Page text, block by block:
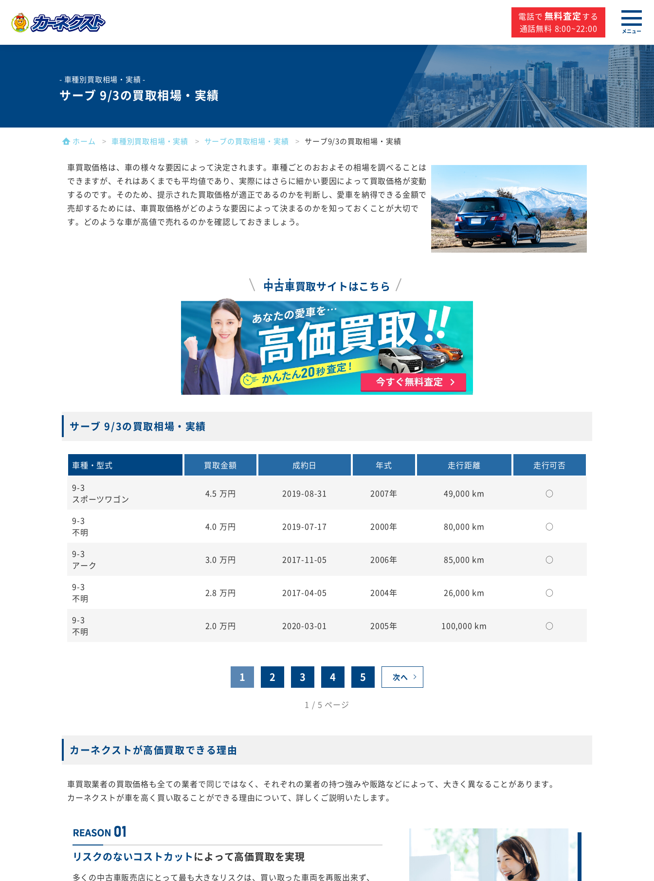
電話で 無料査定する
通話無料 8:00~22:00
メニュー
- 車種別買取相場・実績 -
サーブ 9/3の買取相場・実績
ホーム 車種別買取相場・実績 サーブの買取相場・実績 サーブ9/3の買取相場・実績
車買取価格は、車の様々な要因によって決定されます。車種ごとのおおよその相場を調べることは
できますが、それはあくまでも平均値であり、実際にはさらに細かい要因によって買取価格が変動
するのです。そのため、提示された買取価格が適正であるのかを判断し、愛車を納得できる金額で
売却するためには、車買取価格がどのような要因によって決まるのかを知っておくことが大切で
す。どのような車が高値で売れるのかを確認しておきましょう。
中古車買取サイトはこちら
サーブ 9/3の買取相場・実績
車種・型式 買取金額 成約日 年式 走行距離
走行可否
9-3
スポーツワゴン
4.5 万円 2019-08-31 2007年 49,000 km ○
9-3
不明
4.0 万円 2019-07-17 2000年 80,000 km ○
9-3
アーク
3.0 万円 2017-11-05 2006年 85,000 km ○
9-3
不明
2.8 万円 2017-04-05 2004年 26,000 km ○
9-3
不明
2.0 万円 2020-03-01 2005年 100,000 km ○
1 2 3 4 5 次へ
1 / 5 ページ
カーネクストが高価買取できる理由
車買取業者の買取価格も全ての業者で同じではなく、それぞれの業者の持つ強みや販路などによって、大きく異なることがあります。
カーネクストが車を高く買い取ることができる理由について、詳しくご説明いたします。
リスクのないコストカットによって高価買取を実現
多くの中古車販売店にとって最も大きなリスクは、買い取った車両を再販出来ず、